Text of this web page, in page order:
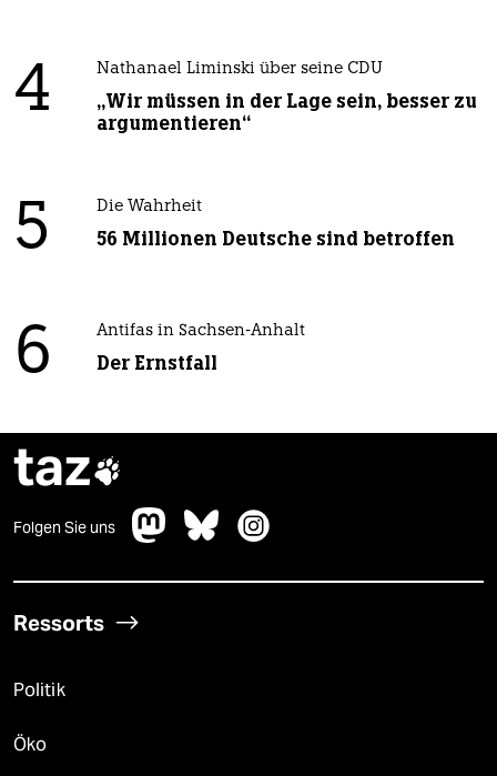
4 Nathanael Liminski über seine CDU
„Wir müssen in der Lage sein, besser zu
argumentieren“
5 Die Wahrheit
56 Millionen Deutsche sind betroffen
6 Antifas in Sachsen-Anhalt
Der Ernstfall
taz
Folgen Sie uns
Ressorts
Politik
Öko